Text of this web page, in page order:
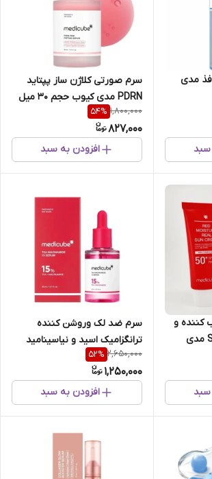
مدی
سبد
سرم صورتی کلاژن ساز پپتاید
PDRN مدی کیوب حجم 30 میل
1,800,000
54%
827,000
افزودن به سبد
کننده و
تسکین دهنده SPF50 مدی
سبد
سرم ضد لک وروشن کننده
ترانگزامیک اسید و نیاسینامید
مدی کیوب حجم 30 میل
2,650,000
52%
1,250,000
افزودن به سبد